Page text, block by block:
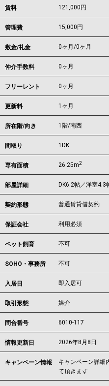
賃料 121,000 円
管理費 15,000円
敷金/礼金 0ヶ月/0ヶ月
仲介手数料 0ヶ月
フリーレント 0ヶ月
更新料 1ヶ月
所在階/向き 1階/南西
間取り 1DK
専有面積 26.25m2
部屋詳細 DK6.2帖／洋室4.3
契約形態 普通賃貸借契約
保証会社 利用必須
ペット飼育 不可
SOHO・事務所 不可
入居日 即入居可
取引形態 媒介
問合番号 6010-117
情報更新日 2026年8月8日
キャンペーン情報
キャンペーン詳細
て頂きます